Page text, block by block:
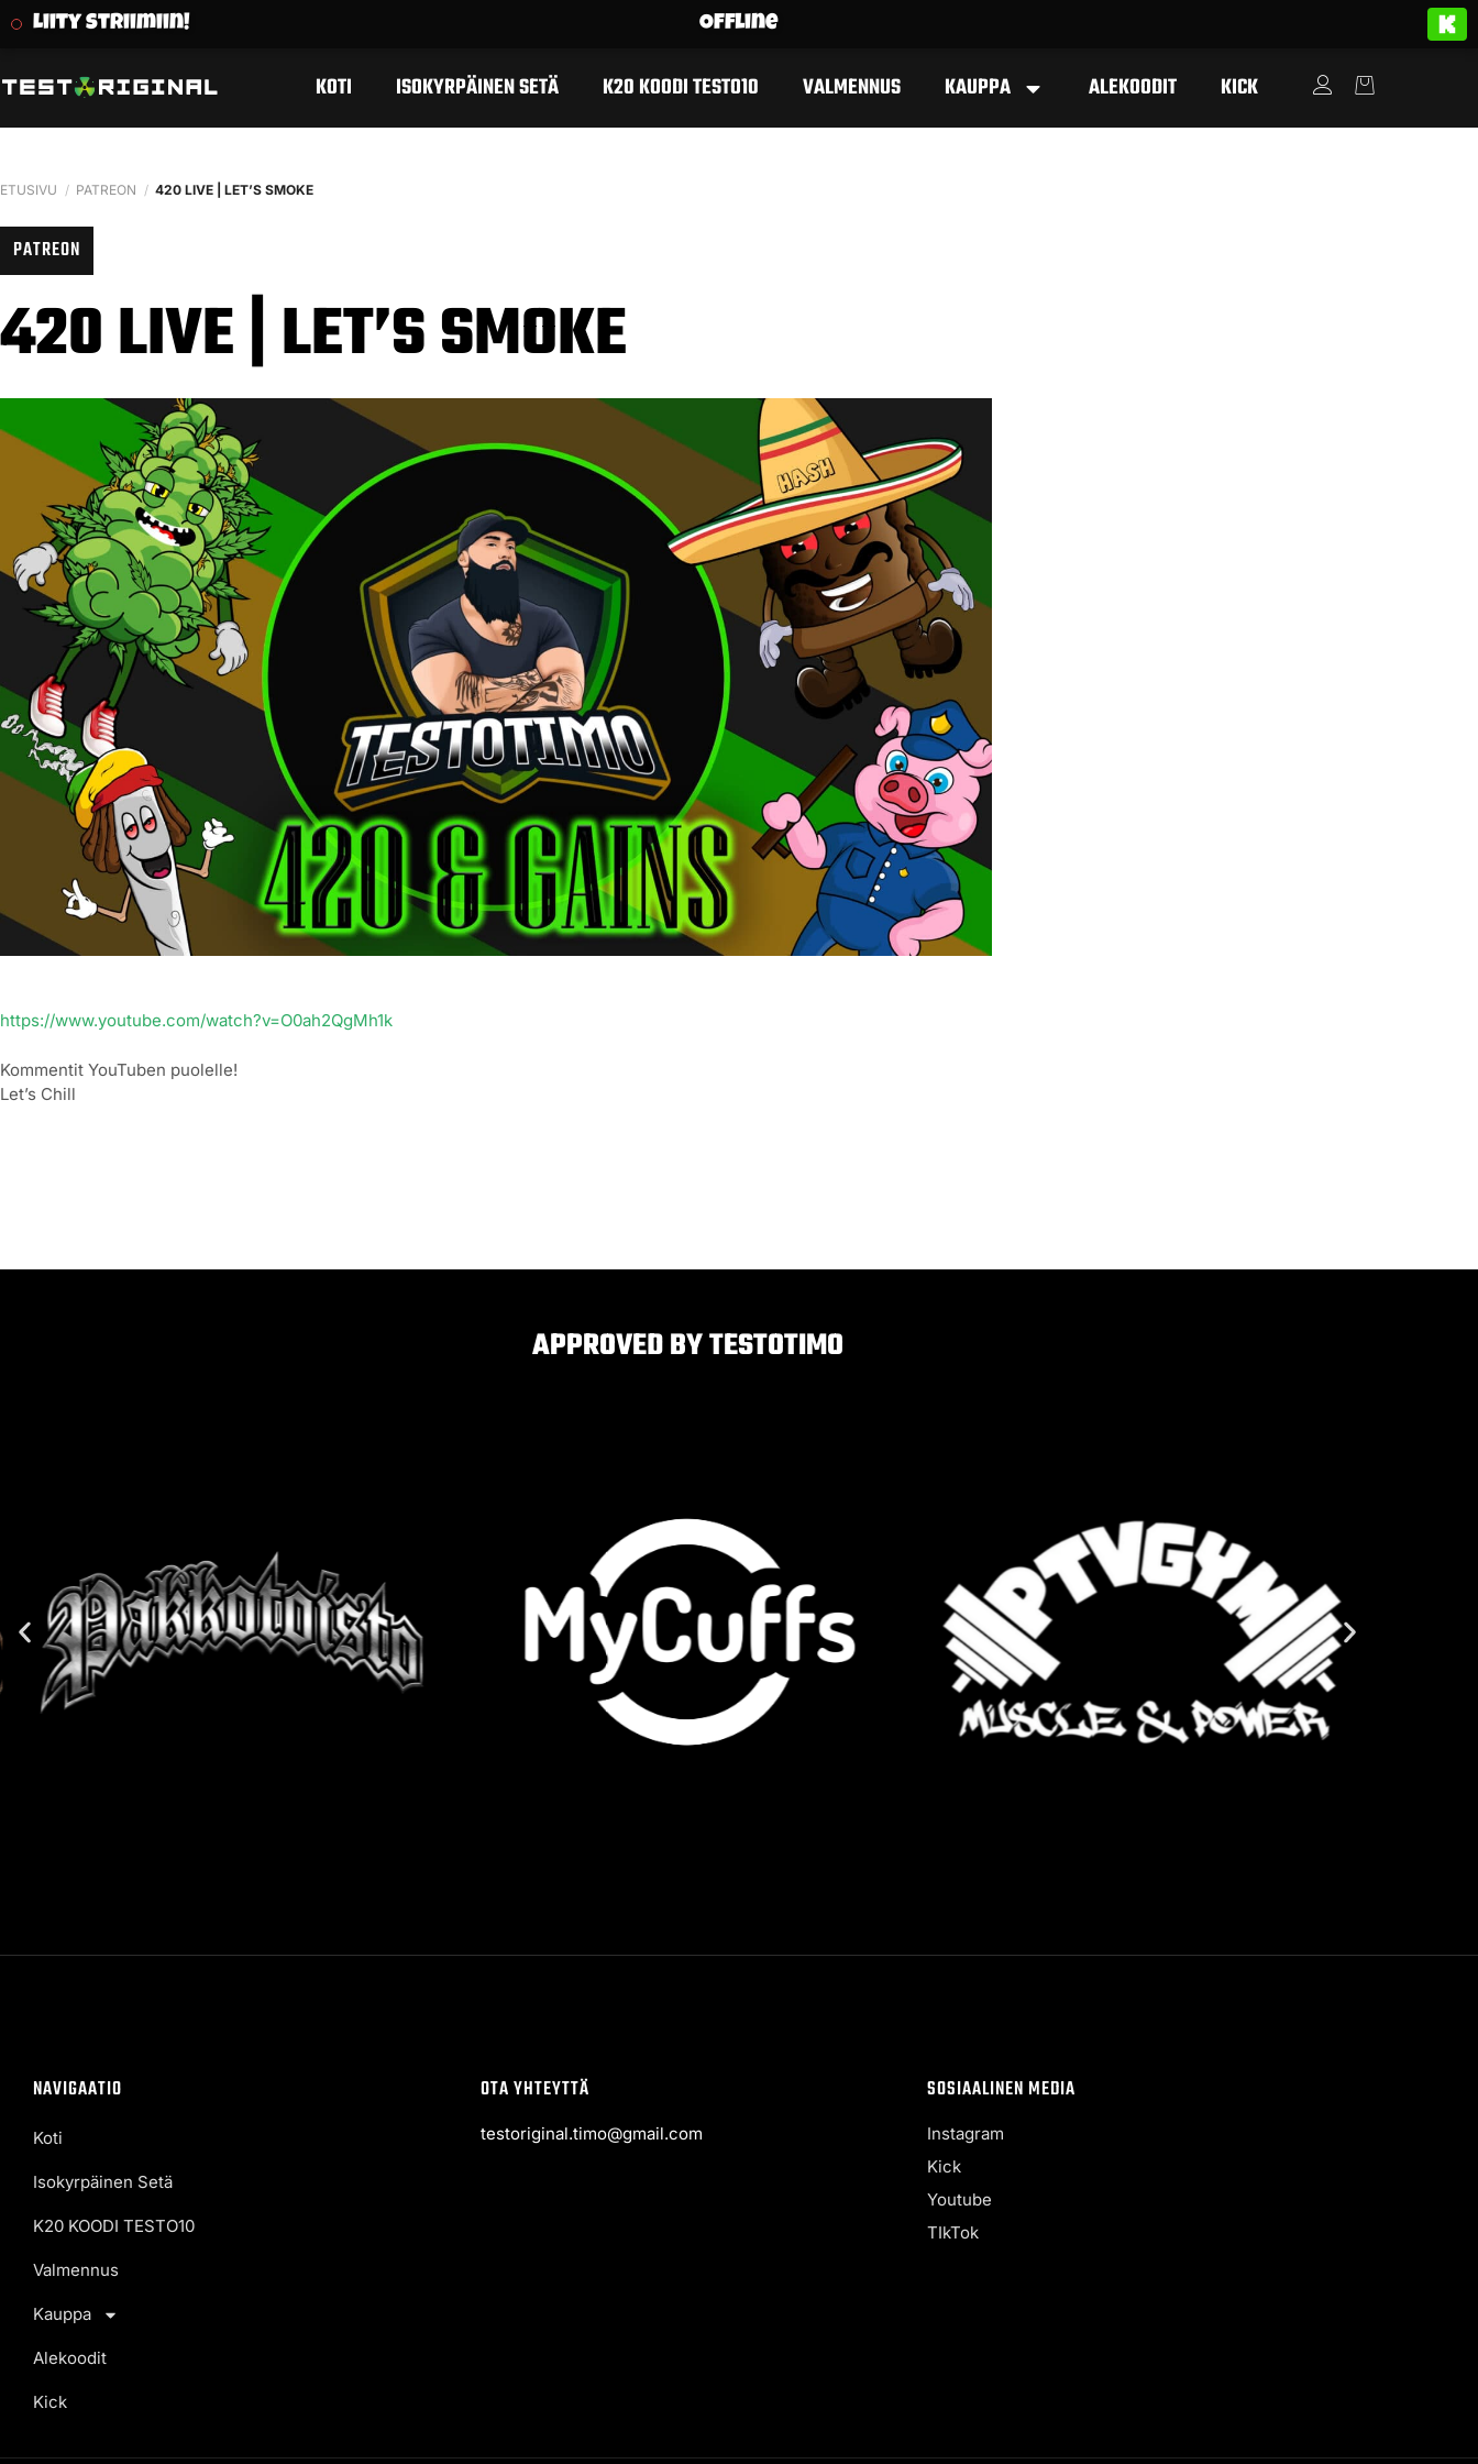
Liity striimiin! Offline
KOTI ISOKYRPÄINEN SETÄ K20 KOODI TESTO10 VALMENNUS KAUPPA ALEKOODIT KICK
ETUSIVU / PATREON / 420 LIVE | LET’S SMOKE
PATREON
420 LIVE | LET’S SMOKE
https://www.youtube.com/watch?v=O0ah2QgMh1k
Kommentit YouTuben puolelle!
Let’s Chill
APPROVED BY TESTOTIMO
NAVIGAATIO
Koti
Isokyrpäinen Setä
K20 KOODI TESTO10
Valmennus
Kauppa
Alekoodit
Kick
OTA YHTEYTTÄ
testoriginal.timo@gmail.com
SOSIAALINEN MEDIA
Instagram
Kick
Youtube
TIkTok